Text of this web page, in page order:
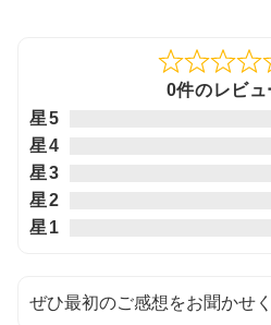
Rated
0件のレビュ
星5
星4
星3
星2
星1
ぜひ最初のご感想をお聞かせく